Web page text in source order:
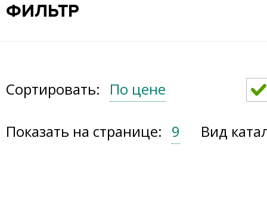
ФИЛЬТР
Сортировать: По цене
Показать на странице: 9 Вид